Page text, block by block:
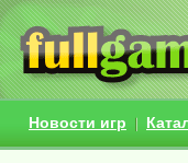
Новости игр